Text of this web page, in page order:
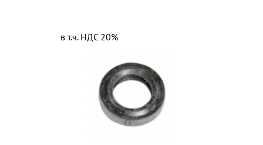
в т.ч. НДС 20%